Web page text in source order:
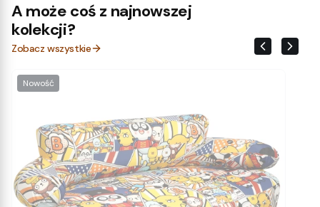
A może coś z najnowszej
kolekcji?
Zobacz wszystkie
Nowość